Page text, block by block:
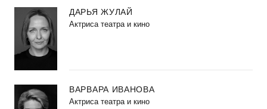
ДАРЬЯ ЖУЛАЙ
Актриса театра и кино
ВАРВАРА ИВАНОВА
Актриса театра и кино